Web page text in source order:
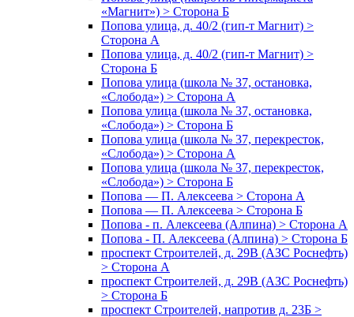
«Магнит») > Сторона Б
Попова улица, д. 40/2 (гип-т Магнит) >
Сторона А
Попова улица, д. 40/2 (гип-т Магнит) >
Сторона Б
Попова улица (школа № 37, остановка,
«Слобода») > Сторона А
Попова улица (школа № 37, остановка,
«Слобода») > Сторона Б
Попова улица (школа № 37, перекресток,
«Слобода») > Сторона А
Попова улица (школа № 37, перекресток,
«Слобода») > Сторона Б
Попова — П. Алексеева > Сторона А
Попова — П. Алексеева > Сторона Б
Попова - п. Алексеева (Алпина) > Сторона А
Попова - П. Алексеева (Алпина) > Сторона Б
проспект Строителей, д. 29В (АЗС Роснефть)
> Сторона А
проспект Строителей, д. 29В (АЗС Роснефть)
> Сторона Б
проспект Строителей, напротив д. 23Б >